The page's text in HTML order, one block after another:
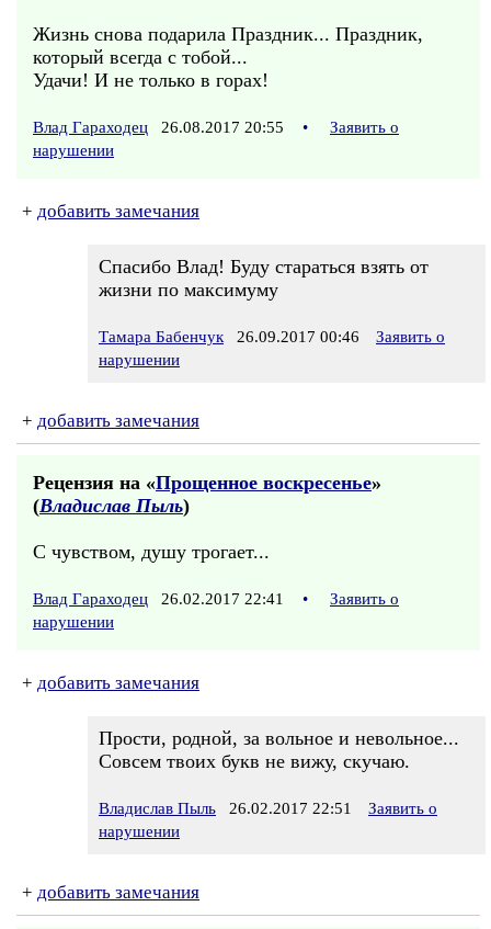
Жизнь снова подарила Праздник... Праздник,
который всегда с тобой...
Удачи! И не только в горах!
Влад Гараходец 26.08.2017 20:55 •
Заявить о
нарушении
+ добавить замечания
Спасибо Влад! Буду стараться взять от
жизни по максимуму
Тамара Бабенчук 26.09.2017 00:46
Заявить о
нарушении
+ добавить замечания
Рецензия на «Прощенное воскресенье»
(Владислав Пыль)
С чувством, душу трогает...
Влад Гараходец 26.02.2017 22:41 •
Заявить о
нарушении
+ добавить замечания
Прости, родной, за вольное и невольное...
Совсем твоих букв не вижу, скучаю.
Владислав Пыль 26.02.2017 22:51
Заявить о
нарушении
+ добавить замечания